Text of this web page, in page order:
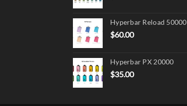
Hyperbar Reload 50000
$60.00
Hyperbar PX 20000
$35.00